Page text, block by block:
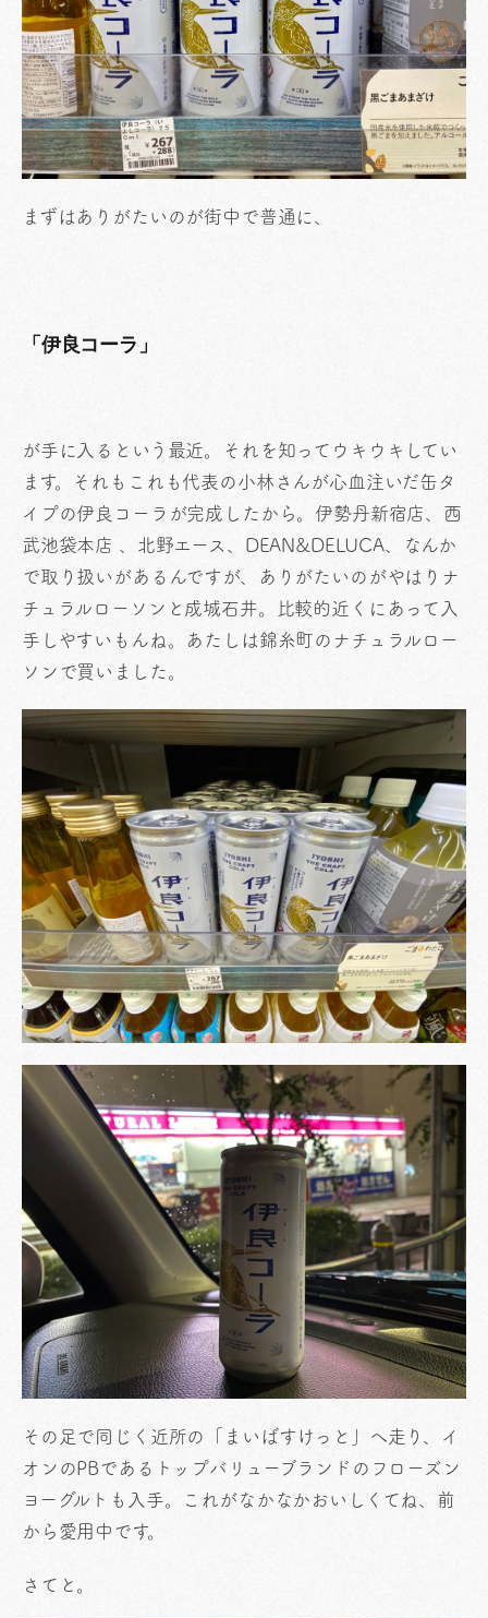
まずはありがたいのが街中で普通に、
「伊良コーラ」
が手に入るという最近。それを知ってウキウキしてい
ます。それもこれも代表の小林さんが心血注いだ缶タ
イプの伊良コーラが完成したから。伊勢丹新宿店、西
武池袋本店 、北野エース、DEAN&DELUCA、なんか
で取り扱いがあるんですが、ありがたいのがやはりナ
チュラルローソンと成城石井。比較的近くにあって入
手しやすいもんね。あたしは錦糸町のナチュラルロー
ソンで買いました。
その足で同じく近所の「まいばすけっと」へ走り、イ
オンのPBであるトップバリューブランドのフローズン
ヨーグルトも入手。これがなかなかおいしくてね、前
から愛用中です。
さてと。